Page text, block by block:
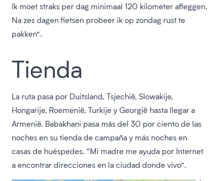
Ik moet straks per dag minimaal 120 kilometer afleggen.
Na zes dagen fietsen probeer ik op zondag rust te
pakken”.
Tienda
La ruta pasa por Duitsland, Tsjechië, Slowakije,
Hongarije, Roemenië, Turkije y Georgië hasta llegar a
Armenië. Babakhani pasa más del 30 por ciento de las
noches en su tienda de campaña y más noches en
casas de huéspedes. “Mi madre me ayuda por Internet
a encontrar direcciones en la ciudad donde vivo”.